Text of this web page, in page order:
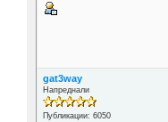
gat3way
Напреднали
Публикации: 6050